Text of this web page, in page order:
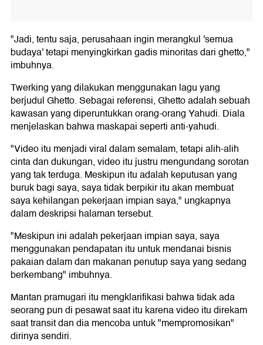
"Jadi, tentu saja, perusahaan ingin merangkul 'semua
budaya' tetapi menyingkirkan gadis minoritas dari ghetto,"
imbuhnya.
Twerking yang dilakukan menggunakan lagu yang
berjudul Ghetto. Sebagai referensi, Ghetto adalah sebuah
kawasan yang diperuntukkan orang-orang Yahudi. Diala
menjelaskan bahwa maskapai seperti anti-yahudi.
"Video itu menjadi viral dalam semalam, tetapi alih-alih
cinta dan dukungan, video itu justru mengundang sorotan
yang tak terduga. Meskipun itu adalah keputusan yang
buruk bagi saya, saya tidak berpikir itu akan membuat
saya kehilangan pekerjaan impian saya," ungkapnya
dalam deskripsi halaman tersebut.
"Meskipun ini adalah pekerjaan impian saya, saya
menggunakan pendapatan itu untuk mendanai bisnis
pakaian dalam dan makanan penutup saya yang sedang
berkembang" imbuhnya.
Mantan pramugari itu mengklarifikasi bahwa tidak ada
seorang pun di pesawat saat itu karena video itu direkam
saat transit dan dia mencoba untuk "mempromosikan"
dirinya sendiri.